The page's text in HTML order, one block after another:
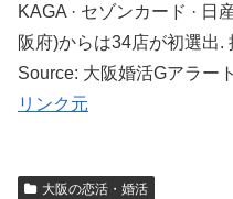
KAGA · セゾンカード · 日
阪府)からは34店が初選出.
Source: 大阪婚活Gアラート
リンク元
大阪の恋活・婚活